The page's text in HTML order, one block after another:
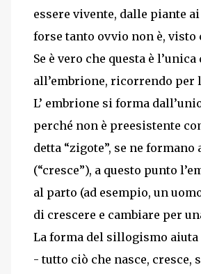
essere vivente, dalle piante
forse tanto ovvio non è,
Se è vero che questa è
all’embrione, ricorrendo per
L’ embrione si forma
perché non è preesistente
detta “zigote”, se ne
(“cresce”), a questo punto
al parto (ad esempio, un
di crescere e cambiare per
La forma del sillogismo
- tutto ciò che nasce, cresce,